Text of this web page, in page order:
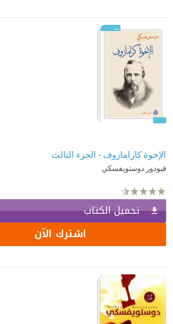
الإخوة كارامازوف - الجزء الثالث
فيودور دوستويفسكي
تحميل الكتاب
اشترك الآن